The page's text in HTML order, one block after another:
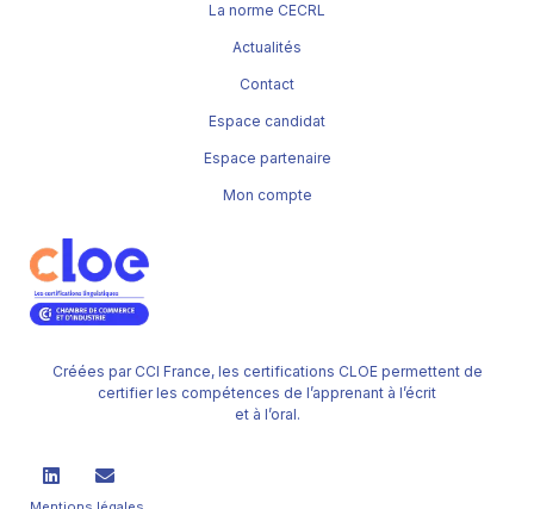
Créées par CCI France, les certifications CLOE permettent de
certifier les compétences de l’apprenant à l’écrit
et à l’oral.
La norme CECRL
Actualités
Contact
Espace candidat
Espace partenaire
Mon compte